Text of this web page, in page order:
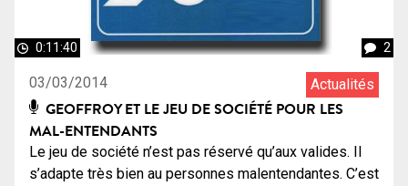
0:11:40 2
03/03/2014 Actualités
GEOFFROY ET LE JEU DE SOCIÉTÉ POUR LES
MAL-ENTENDANTS
Le jeu de société n’est pas réservé qu’aux valides. Il
s’adapte très bien au personnes malentendantes. C’est